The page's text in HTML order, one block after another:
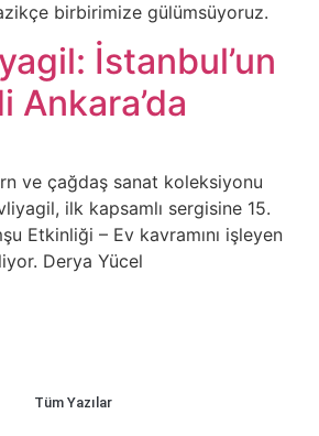
birbirimize gülümsüyoruz.
İstanbul’un
Ankara’da
ve çağdaş sanat koleksiyonu
ilk kapsamlı sergisine 15.
Etkinliği – Ev kavramını işleyen
Derya Yücel
Tüm Yazılar